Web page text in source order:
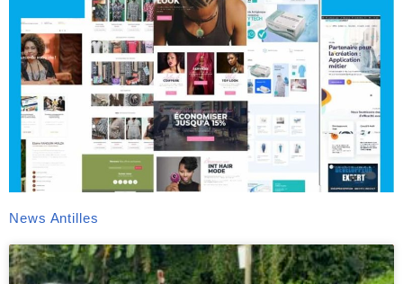
News Antilles